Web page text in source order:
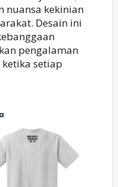
nuansa kekinian
Desain ini
pengalaman
setiap